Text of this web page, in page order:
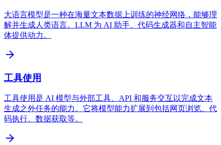
大语言模型是一种在海量文本数据上训练的神经网络，能够理
解并生成人类语言。LLM 为 AI 助手、代码生成器和自主智能
体提供动力。
工具使用
工具使用是 AI 模型与外部工具、API 和服务交互以完成文本
生成之外任务的能力。它将模型能力扩展到包括网页浏览、代
码执行、数据获取等。